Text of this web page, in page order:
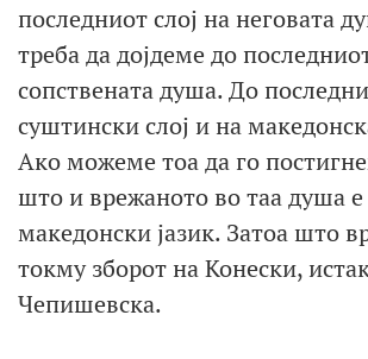
последниот слој на неговата
треба да дојдеме до
сопствената душа. До
суштински слој и на
Ако можеме тоа да го
што и врежаното во таа душа
македонски јазик. Затоа што
токму зборот на Конески,
Чепишевска.